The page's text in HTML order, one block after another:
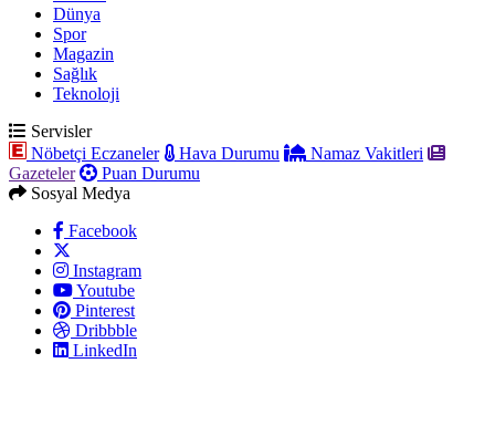
Dünya
Spor
Magazin
Sağlık
Teknoloji
Servisler
Nöbetçi Eczaneler
Hava Durumu
Namaz Vakitleri
Gazeteler
Puan Durumu
Sosyal Medya
Facebook
Instagram
Youtube
Pinterest
Dribbble
LinkedIn